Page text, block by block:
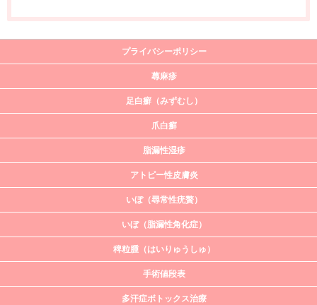
プライバシーポリシー
蕁麻疹
足白癬（みずむし）
爪白癬
脂漏性湿疹
アトピー性皮膚炎
いぼ（尋常性疣贅）
いぼ（脂漏性角化症）
稗粒腫（はいりゅうしゅ）
手術値段表
多汗症ボトックス治療